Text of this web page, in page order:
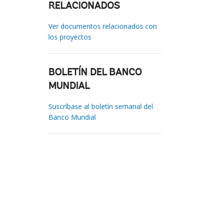
RELACIONADOS
Ver documentos relacionados con
los proyectos
BOLETÍN DEL BANCO
MUNDIAL
Suscríbase al boletín semanal del
Banco Mundial